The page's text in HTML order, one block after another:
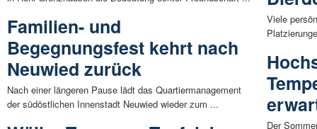
Familien- und
Begegnungsfest kehrt nach
Neuwied zurück
Nach einer längeren Pause lädt das Quartiermanagement
der südöstlichen Innenstadt Neuwied wieder zum ...
Viele
Der